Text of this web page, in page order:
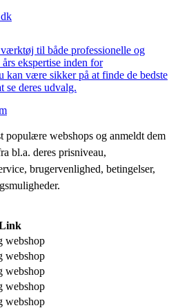
til både professionelle og
ekspertise inden for
kan være sikker på at finde de bedste
se deres udvalg.
populære webshops og anmeldt dem
bl.a. deres prisniveau,
brugervenlighed, betingelser,
webshop
webshop
webshop
webshop
webshop